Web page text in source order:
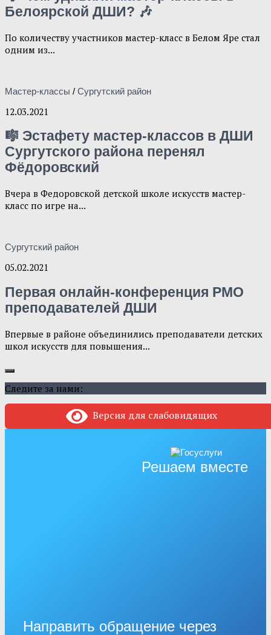
Белоярской ДШИ? 🎶
По количеству участников мастер-класс в Белом Яре стал
одним из...
Мастер-классы / Сургутский район
12.03.2021
🎼 Эстафету мастер-классов в ДШИ
Сургутского района перенял
Фёдоровский
Вчера в Федоровской детской школе искусств мастер-
класс по игре на...
Сургутский район
05.02.2021
Первая онлайн-конференция РМО
преподавателей ДШИ
Впервые в районе объединились преподаватели детских
школ искусств для повышения...
Следите за нами:
Версия для слабовидящих
Решаем вместе
Направить обращение через